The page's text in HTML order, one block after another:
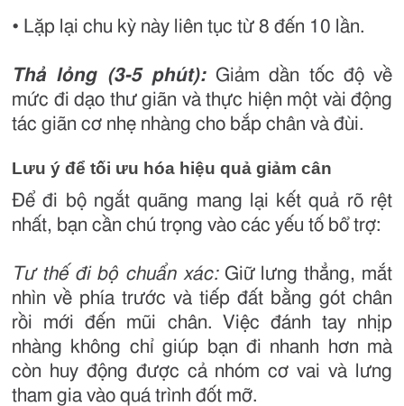
• Lặp lại chu kỳ này liên tục từ 8 đến 10 lần.
Thả lỏng (3-5 phút): Giảm dần tốc độ về
mức đi dạo thư giãn và thực hiện một vài động
tác giãn cơ nhẹ nhàng cho bắp chân và đùi.
Lưu ý để tối ưu hóa hiệu quả giảm cân
Để đi bộ ngắt quãng mang lại kết quả rõ rệt
nhất, bạn cần chú trọng vào các yếu tố bổ trợ:
Tư thế đi bộ chuẩn xác:Giữ lưng thẳng, mắt
nhìn về phía trước và tiếp đất bằng gót chân
rồi mới đến mũi chân. Việc đánh tay nhịp
nhàng không chỉ giúp bạn đi nhanh hơn mà
còn huy động được cả nhóm cơ vai và lưng
tham gia vào quá trình đốt mỡ.